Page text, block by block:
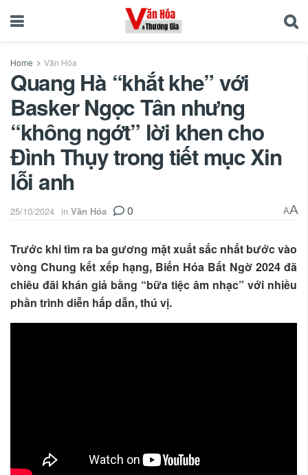
Home Văn Hóa
Quang Hà “khắt khe” với
Basker Ngọc Tân nhưng
“không ngớt” lời khen cho
Đình Thụy trong tiết mục Xin
lỗi anh
25/10/2024 in Văn Hóa 0 AA
Trước khi tìm ra ba gương mặt xuất sắc nhất bước vào
vòng Chung kết xếp hạng, Biến Hóa Bất Ngờ 2024 đã
chiêu đãi khán giả bằng “bữa tiệc âm nhạc” với nhiều
phần trình diễn hấp dẫn, thú vị.